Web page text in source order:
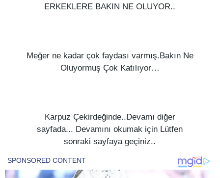
ERKEKLERE BAKIN NE OLUYOR..
Meğer ne kadar çok faydası varmış.Bakın Ne
Oluyormuş Çok Katılıyor…
Karpuz Çekirdeğinde..Devamı diğer
sayfada... Devamını okumak için Lütfen
sonraki sayfaya geçiniz..